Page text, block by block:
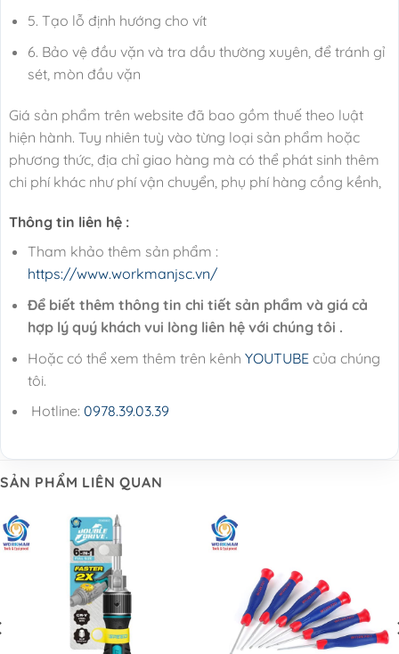
5. Tạo lỗ định hướng cho vít
6. Bảo vệ đầu vặn và tra dầu thường xuyên, để tránh gỉ
sét, mòn đầu vặn
Giá sản phẩm trên website đã bao gồm thuế theo luật
hiện hành. Tuy nhiên tuỳ vào từng loại sản phẩm hoặc
phương thức, địa chỉ giao hàng mà có thể phát sinh thêm
chi phí khác như phí vận chuyển, phụ phí hàng cồng kềnh,
Thông tin liên hệ :
Tham khảo thêm sản phẩm :
https://www.workmanjsc.vn/
Để biết thêm thông tin chi tiết sản phẩm và giá cả
hợp lý quý khách vui lòng liên hệ với chúng tôi .
Hoặc có thể xem thêm trên kênh YOUTUBEcủa chúng
tôi.
Hotline: 0978.39.03.39
SẢN PHẨM LIÊN QUAN